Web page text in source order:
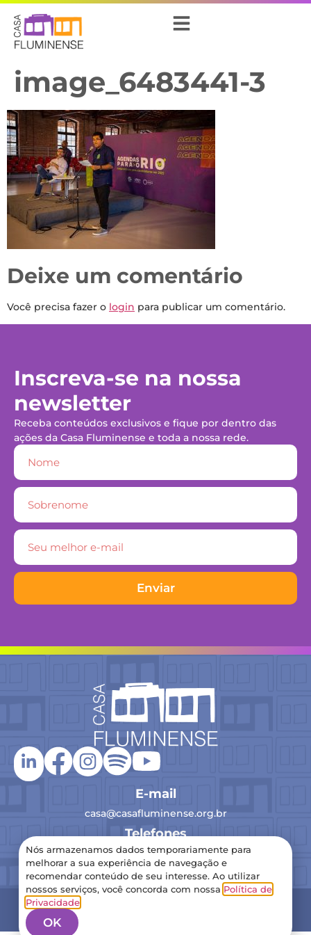
image_6483441-3
Deixe um comentário
Você precisa fazer o login para publicar um comentário.
Inscreva-se na nossa
newsletter
Receba conteúdos exclusivos e fique por dentro das
ações da Casa Fluminense e toda a nossa rede.
Enviar
E-mail
casa@casafluminense.org.br
Telefones
(21) 2516-0193
2024 Casa Fluminense – Todos os direitos reservados
Nós armazenamos dados temporariamente para
melhorar a sua experiência de navegação e
recomendar conteúdo de seu interesse. Ao utilizar
nossos serviços, você concorda com nossa Política de
Privacidade.
OK